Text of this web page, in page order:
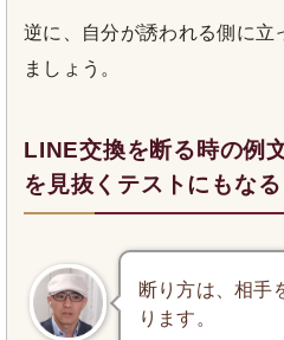
逆に、自分が誘われる側に立
ましょう。
LINE交換を断る時の例
を見抜くテストにもなる
断り方は、相手
ります。